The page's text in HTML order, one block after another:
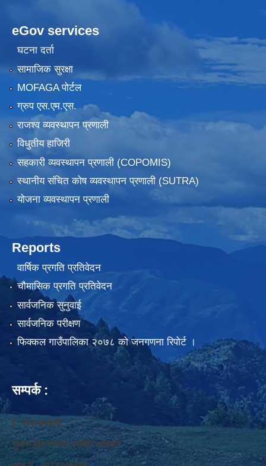
eGov services
घटना दर्ता
सामाजिक सुरक्षा
MOFAGA पोर्टल
ग्रुप एस.एम.एस.
राजश्व व्यवस्थापन प्रणाली
विधुतीय हाजिरी
सहकारी व्यवस्थापन प्रणाली (COPOMIS)
स्थानीय संचित कोष व्यवस्थापन प्रणाली (SUTRA)
योजना व्यवस्थापन प्रणाली
Reports
वार्षिक प्रगति प्रतिवेदन
चौमासिक प्रगति प्रतिवेदन
सार्वजनिक सुनुवाई
सार्वजनिक परीक्षण
फिक्कल गाउँपालिका २०७८ को जनगणना रिपोर्ट ।
सम्पर्क :
ई. नरेश बराइली
सुचना तथा सञ्‍चार प्रविधि अधिकृत